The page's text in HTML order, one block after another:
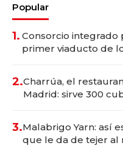
Popular
1. Consorcio integrado
primer viaducto de
2.Charrúa, el
Madrid: sirve 300
3.Malabrigo Yarn: así
que le da de tejer al